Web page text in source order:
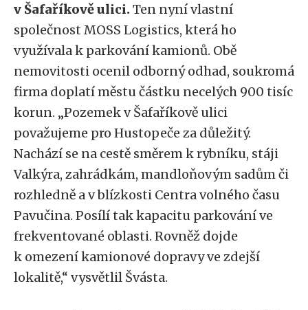
v Šafaříkově ulici.Ten nyní vlastní
společnost MOSS Logistics, která ho
využívala k parkování kamionů. Obě
nemovitosti ocenil odborný odhad, soukromá
firma doplatí městu částku necelých 900 tisíc
korun. „Pozemek v Šafaříkově ulici
považujeme pro Hustopeče za důležitý.
Nachází se na cestě směrem k rybníku, stáji
Valkýra, zahrádkám, mandloňovým sadům či
rozhledně a v blízkosti Centra volného času
Pavučina. Posílí tak kapacitu parkování ve
frekventované oblasti. Rovněž dojde
k omezení kamionové dopravy ve zdejší
lokalitě,“ vysvětlil Švásta.